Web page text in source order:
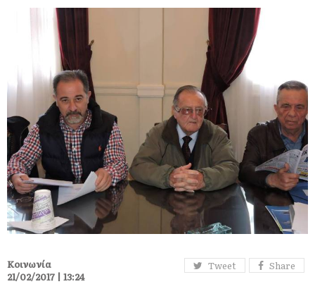
Tweet Share
Κοινωνία
21/02/2017 | 13:24